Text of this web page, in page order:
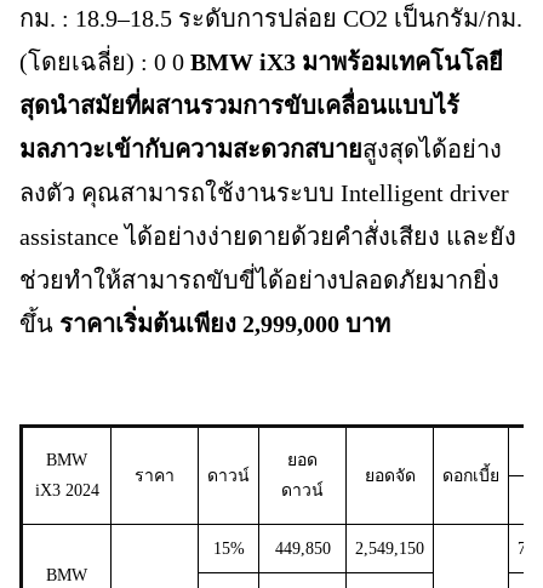
กม. : 18.9–18.5 ระดับการปล่อย CO2 เป็นกรัม/กม.
(โดยเฉลี่ย) : 0 0 BMW iX3 มาพร้อมเทคโนโลยี
สุดนำสมัยที่ผสานรวมการขับเคลื่อนแบบไร้
มลภาวะเข้ากับความสะดวกสบายสูงสุดได้อย่าง
ลงตัว คุณสามารถใช้งานระบบ Intelligent driver
assistance ได้อย่างง่ายดายด้วยคำสั่งเสียง และยัง
ช่วยทำให้สามารถขับขี่ได้อย่างปลอดภัยมากยิ่ง
ขึ้น ราคาเริ่มต้นเพียง 2,999,000 บาท
BMW
iX3 2024
ราคา ดาวน์
ยอด
ดาวน์
ยอดจัด
ดอกเบี้ย
BMW
15% 449,850 2,549,150